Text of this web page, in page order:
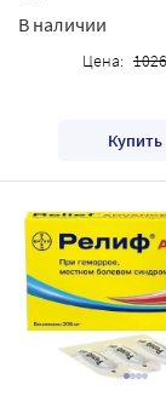
В наличии
Цена:
Купить